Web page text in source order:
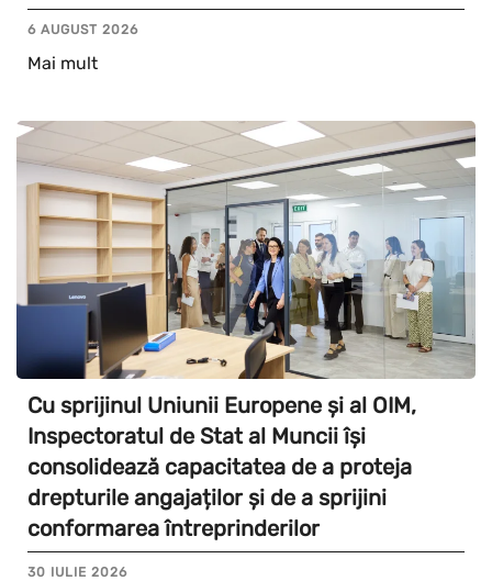
6 AUGUST 2026
Mai mult
Cu sprijinul Uniunii Europene și al OIM,
Inspectoratul de Stat al Muncii își
consolidează capacitatea de a proteja
drepturile angajaților și de a sprijini
conformarea întreprinderilor
30 IULIE 2026